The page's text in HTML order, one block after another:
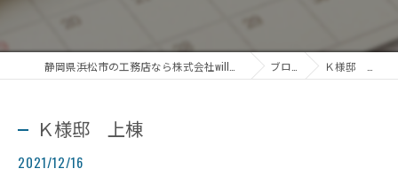
ブログ Ｋ様邸 上棟
Ｋ様邸 上棟
2021/12/16